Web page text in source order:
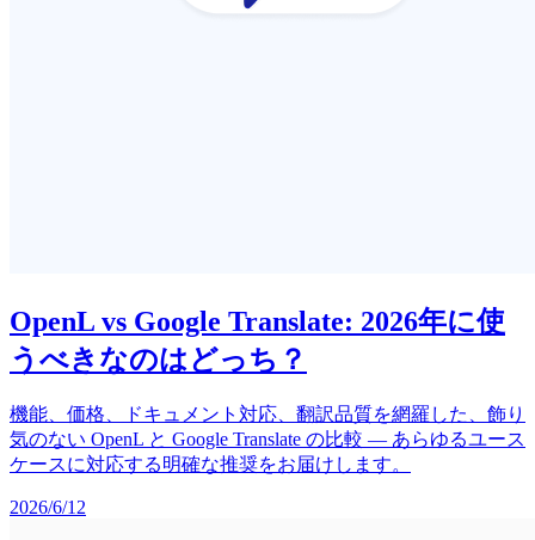
OpenL vs Google Translate: 2026年に使
うべきなのはどっち？
機能、価格、ドキュメント対応、翻訳品質を網羅した、飾り
気のない OpenL と Google Translate の比較 — あらゆるユース
ケースに対応する明確な推奨をお届けします。
2026/6/12